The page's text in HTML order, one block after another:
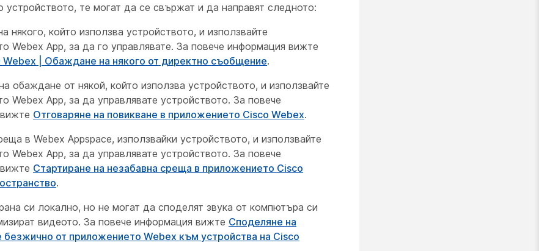
устройството, те могат да се свържат и да направят следното:
някого, който използва устройството, и използвайте
Webex App, за да го управлявате. За повече информация вижте
| Обаждане на някого от директно съобщение.
обаждане от някой, който използва устройството, и използвайте
Webex App, за да управлявате устройството. За повече
Отговаряне на повикване в приложението Cisco Webex.
в Webex Appspace, използвайки устройството, и използвайте
Webex App, за да управлявате устройството. За повече
Стартиране на незабавна среща в приложението Cisco
.
си локално, но не могат да споделят звука от компютъра си
видеото. За повече информация вижте Споделяне на
от приложението Webex към устройства на Cisco